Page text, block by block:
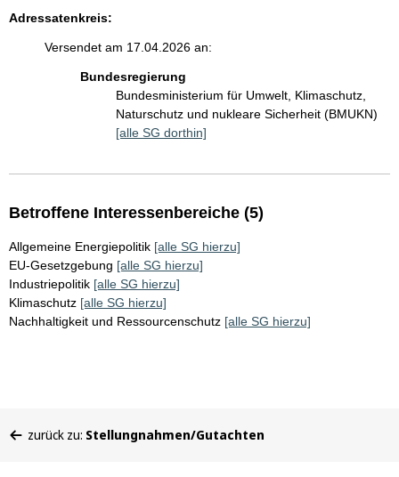
Adressatenkreis:
Versendet am 17.04.2026 an:
Bundesregierung
Bundesministerium für Umwelt, Klimaschutz,
Naturschutz und nukleare Sicherheit (BMUKN)
[alle SG dorthin]
Betroffene Interessenbereiche (5)
Allgemeine Energiepolitik [alle SG hierzu]
EU-Gesetzgebung [alle SG hierzu]
Industriepolitik [alle SG hierzu]
Klimaschutz [alle SG hierzu]
Nachhaltigkeit und Ressourcenschutz [alle SG hierzu]
befinden
zurück zu: Stellungnahmen/Gutachten